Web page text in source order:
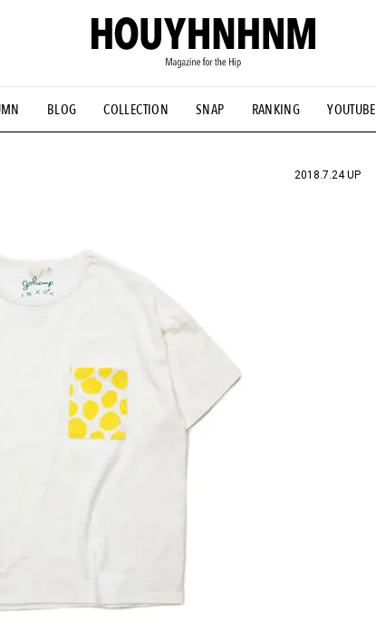
BLOG COLLECTION SNAP RANKING YOUTUBE
#古着サミット #NEW VINTAGE #マイナーグッド図鑑
#FOCUS IT #AH.H #ととけん #FASHION #MUSIC
2018.7.24 UP